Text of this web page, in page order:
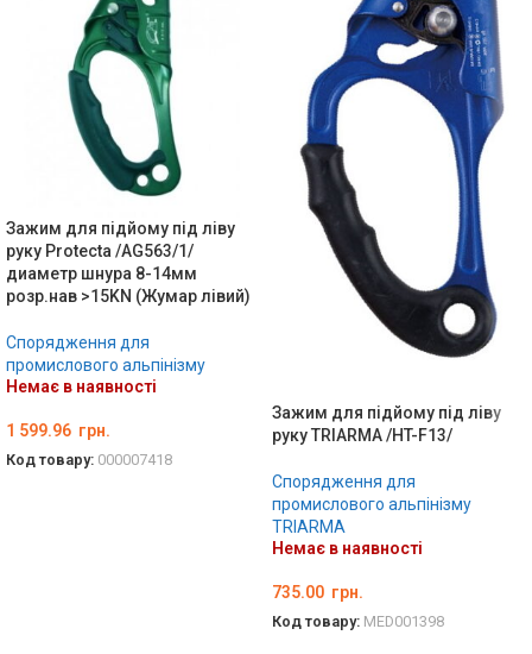
Зажим для підйому під ліву
руку Protecta /AG563/1/
диаметр шнура 8-14мм
розр.нав >15KN (Жумар лівий)
Спорядження для
промислового альпінізму
Немає в наявності
1 599.96 грн.
Код товару: 000007418
Зажим для підйому під ліву
руку TRIARMA /HT-F13/
Спорядження для
промислового альпінізму
TRIARMA
Немає в наявності
735.00 грн.
Код товару: MED001398